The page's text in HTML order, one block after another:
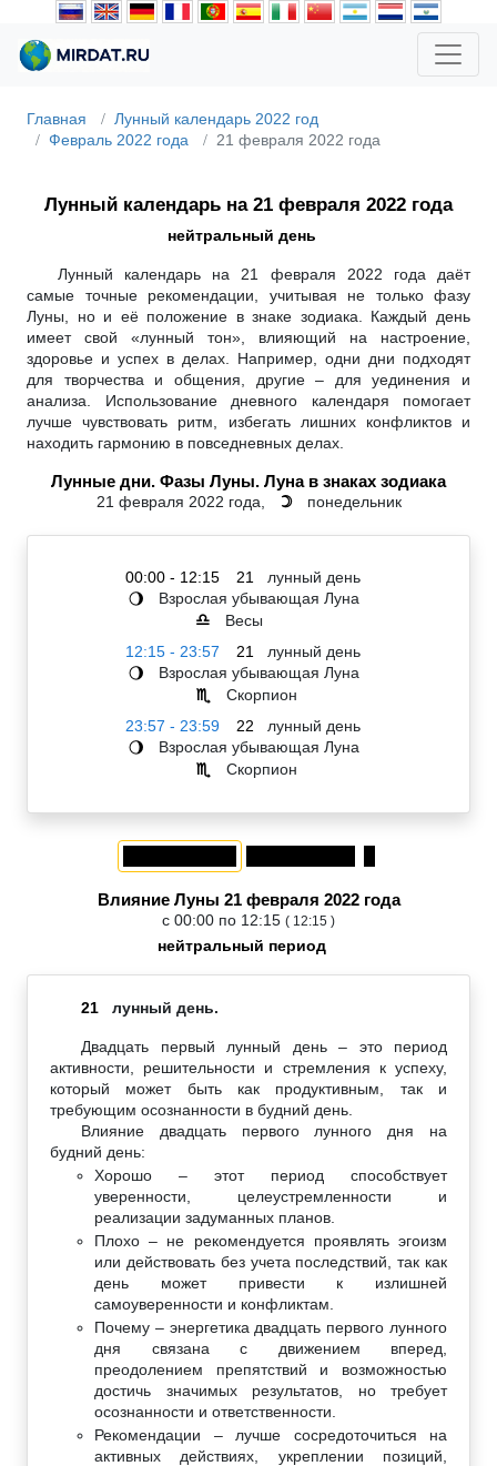
Главная
Лунный календарь 2022 год
Февраль 2022 года
21 февраля 2022 года
Лунный календарь на 21 февраля 2022 года
нейтральный день
Лунный календарь на 21 февраля 2022 года даёт
самые точные рекомендации, учитывая не только фазу
Луны, но и её положение в знаке зодиака. Каждый день
имеет свой «лунный тон», влияющий на настроение,
здоровье и успех в делах. Например, одни дни подходят
для творчества и общения, другие – для уединения и
анализа. Использование дневного календаря помогает
лучше чувствовать ритм, избегать лишних конфликтов и
находить гармонию в повседневных делах.
Лунные дни. Фазы Луны. Луна в знаках зодиака
21 февраля 2022 года, ☽ понедельник
00:00 - 12:15 21 лунный день
🌖 Взрослая убывающая Луна
♎
Весы
12:15 - 23:57
21 лунный день
🌖 Взрослая убывающая Луна
♏
Скорпион
23:57 - 23:59
22 лунный день
🌖 Взрослая убывающая Луна
♏ Скорпион
Влияние Луны 21 февраля 2022 года
с 00:00 по 12:15 ( 12:15 )
нейтральный период
21 лунный день.
Двадцать первый лунный день – это период
активности, решительности и стремления к успеху,
который может быть как продуктивным, так и
требующим осознанности в будний день.
Влияние двадцать первого лунного дня на
будний день:
Хорошо – этот период способствует
уверенности, целеустремленности и
реализации задуманных планов.
Плохо – не рекомендуется проявлять эгоизм
или действовать без учета последствий, так как
день может привести к излишней
самоуверенности и конфликтам.
Почему – энергетика двадцать первого лунного
дня связана с движением вперед,
преодолением препятствий и возможностью
достичь значимых результатов, но требует
осознанности и ответственности.
Рекомендации – лучше сосредоточиться на
активных действиях, укреплении позиций,